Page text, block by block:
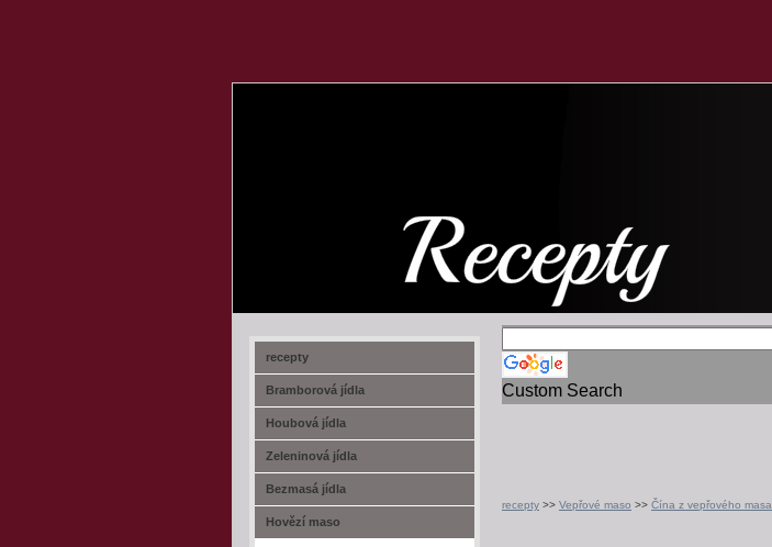
Custom Search
recepty >> Vepřové maso >> Čína z vepřového
recepty
Bramborová jídla
Houbová jídla
Zeleninová jídla
Bezmasá jídla
Hovězí maso